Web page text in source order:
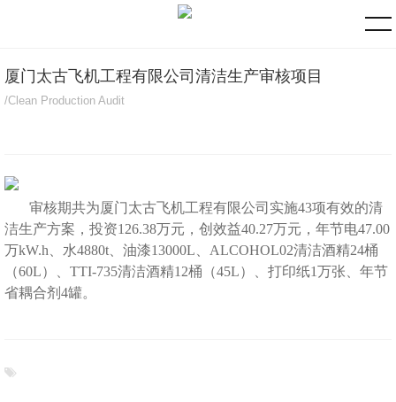
厦门太古飞机工程有限公司清洁生产审核项目
/Clean Production Audit
审核期共为厦门太古飞机工程有限公司实施43项有效的清
洁生产方案，投资126.38万元，创效益40.27万元，年节电47.00
万kW.h、水4880t、油漆13000L、ALCOHOL02清洁酒精24桶
（60L）、TTI-735清洁酒精12桶（45L）、打印纸1万张、年节
省耦合剂4罐。